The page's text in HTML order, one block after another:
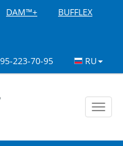
DAM™+ BUFFLEX
223-70-95 RU